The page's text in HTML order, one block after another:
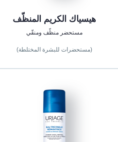
هيسياك الكريم المنظّف
مستحضر منظّف ومنقّي
(مستحضرات للبشرة المختلطة)